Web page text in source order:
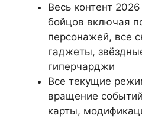
Весь контент
бойцов включая
персонажей, все
гаджеты,
гиперчарджи
Все текущие
вращение
карты,